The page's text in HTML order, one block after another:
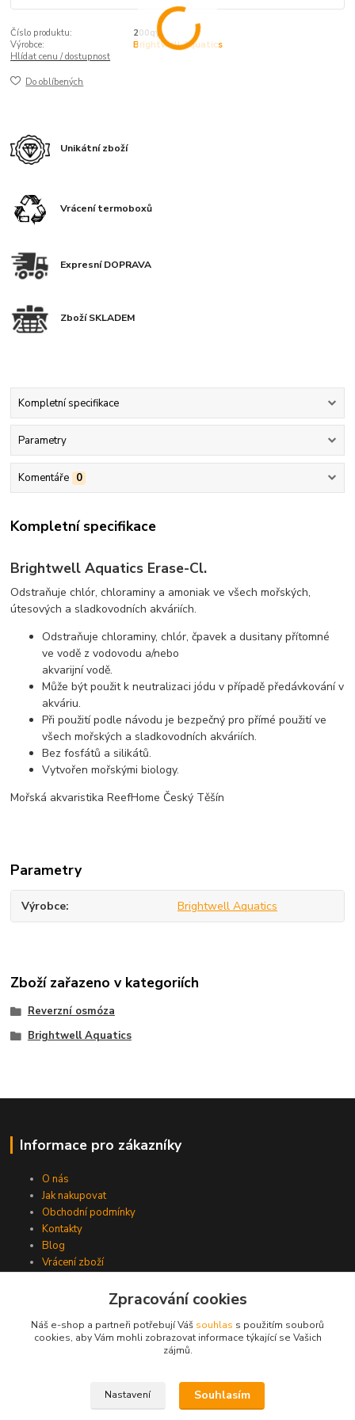
Číslo produktu:
200qy
Výrobce:
Brightwell Aquatics
Hlídat cenu / dostupnost
Do oblíbených
Unikátní zboží
Vrácení termoboxů
Expresní DOPRAVA
Zboží SKLADEM
Kompletní specifikace
Parametry
Komentáře 0
Kompletní specifikace
Brightwell Aquatics Erase-Cl.
Odstraňuje chlór, chloraminy a amoniak ve všech mořských,
útesových a sladkovodních akváriích.
Odstraňuje chloraminy, chlór, čpavek a dusitany přítomné
ve vodě z vodovodu a/nebo
akvarijní vodě.
Může být použit k neutralizaci jódu v případě předávkování v
akváriu.
Při použití podle návodu je bezpečný pro přímé použití ve
všech mořských a sladkovodních akváriích.
Bez fosfátů a silikátů.
Vytvořen mořskými biology.
Mořská akvaristika ReefHome Český Těšín
Parametry
Výrobce Brightwell Aquatics
Zboží zařazeno v kategoriích
Reverzní osmóza
Brightwell Aquatics
Informace pro zákazníky
O nás
Jak nakupovat
Obchodní podmínky
Kontakty
Blog
Vrácení zboží
Číslo účtu: 2102143300/2010
Zásilky s živým obsahem odesíláme Po-St
Proč nakupovat u nás
Zpracování cookies
Náš e-shop a partneři potřebují Váš souhlas s použitím souborů
cookies, aby Vám mohli zobrazovat informace týkající se Vašich
zájmů.
Nastavení Souhlasím